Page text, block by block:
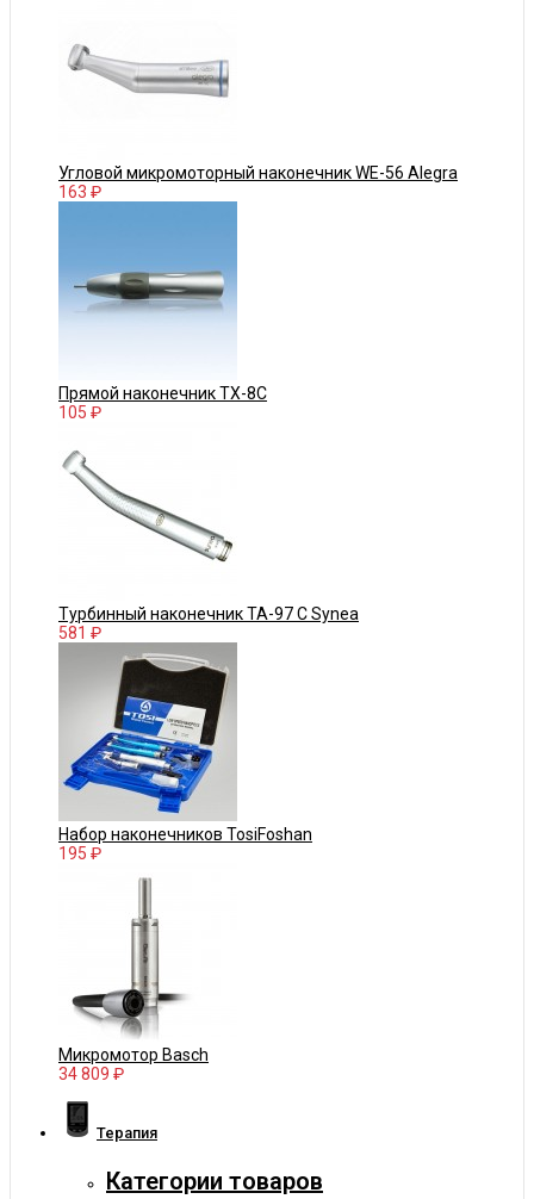
Угловой микромоторный наконечник WE-56 Alegra
163 ₽
Прямой наконечник TX-8C
105 ₽
Турбинный наконечник TA-97 C Synea
581 ₽
Набор наконечников TosiFoshan
195 ₽
Микромотор Basch
34 809 ₽
Терапия
Категории товаров